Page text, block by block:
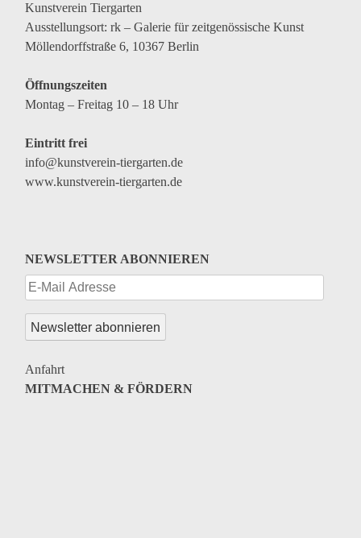
Kunstverein Tiergarten
Ausstellungsort: rk – Galerie für zeitgenössische Kunst
Möllendorffstraße 6, 10367 Berlin
Öffnungszeiten
Montag – Freitag 10 – 18 Uhr
Eintritt frei
info@kunstverein-tiergarten.de
www.kunstverein-tiergarten.de
NEWSLETTER ABONNIEREN
Anfahrt
MITMACHEN & FÖRDERN